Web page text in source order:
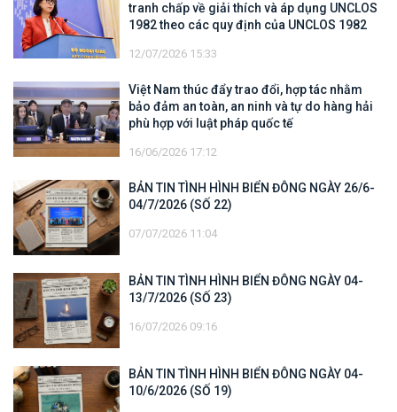
tranh chấp về giải thích và áp dụng UNCLOS
1982 theo các quy định của UNCLOS 1982
12/07/2026 15:33
Việt Nam thúc đẩy trao đổi, hợp tác nhằm
bảo đảm an toàn, an ninh và tự do hàng hải
phù hợp với luật pháp quốc tế
16/06/2026 17:12
BẢN TIN TÌNH HÌNH BIỂN ĐÔNG NGÀY 26/6-
04/7/2026 (SỐ 22)
07/07/2026 11:04
BẢN TIN TÌNH HÌNH BIỂN ĐÔNG NGÀY 04-
13/7/2026 (SỐ 23)
16/07/2026 09:16
BẢN TIN TÌNH HÌNH BIỂN ĐÔNG NGÀY 04-
10/6/2026 (SỐ 19)